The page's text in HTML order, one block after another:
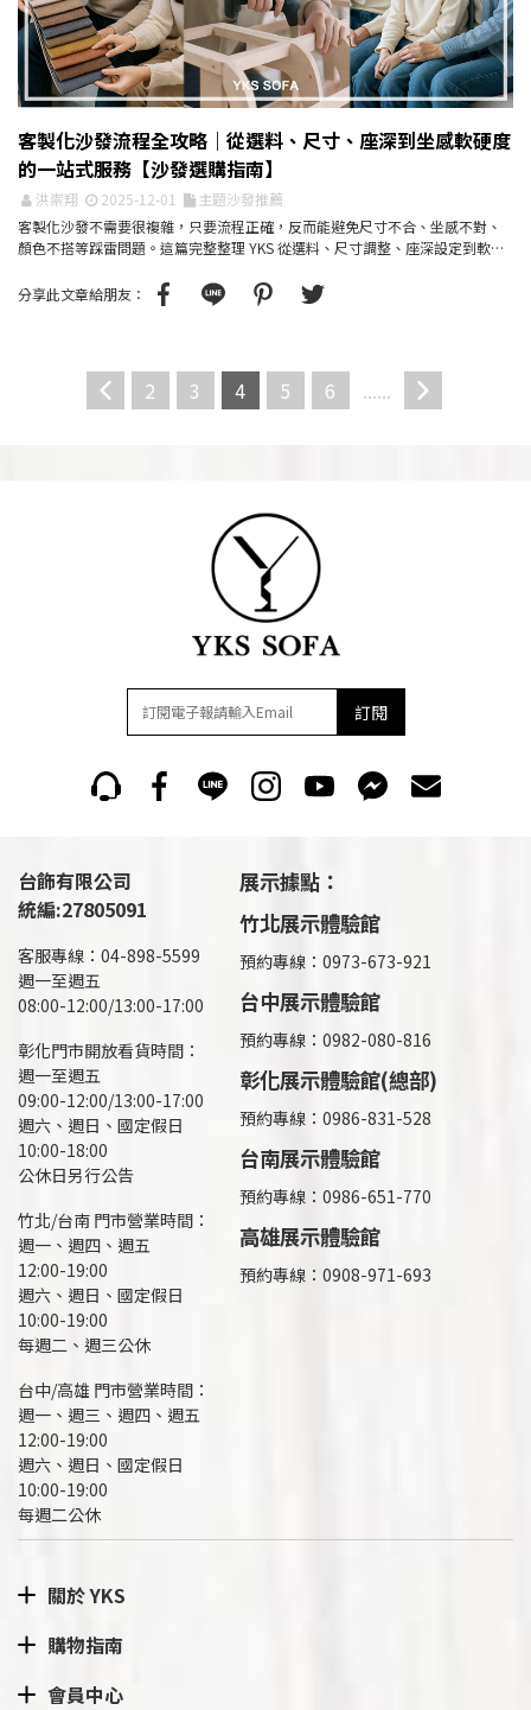
客製化沙發流程全攻略｜從選料、尺寸、座深到坐感軟硬度
的一站式服務【沙發選購指南】
洪崇翔 2025-12-01
主題沙發推薦
客製化沙發不需要很複雜，只要流程正確，反而能避免尺寸不合、坐感不對、
顏色不搭等踩雷問題。這篇完整整理 YKS 從選料、尺寸調整、座深設定到軟硬
分享此文章給朋友：
2 3 4 5 6 ......
訂閱
台飾有限公司
統編:27805091
客服專線：04-898-5599
週一至週五
08:00-12:00/13:00-17:00
彰化門市開放看貨時間：
週一至週五
09:00-12:00/13:00-17:00
週六、週日、國定假日
10:00-18:00
公休日另行公告
竹北/台南 門市營業時間：
週一、週四、週五
12:00-19:00
週六、週日、國定假日
10:00-19:00
每週二、週三公休
台中/高雄 門市營業時間：
週一、週三、週四、週五
12:00-19:00
週六、週日、國定假日
10:00-19:00
每週二公休
展示據點：
竹北展示體驗館
預約專線：0973-673-921
台中展示體驗館
預約專線：0982-080-816
彰化展示體驗館(總部)
預約專線： 0986-831-528
台南展示體驗館
預約專線：0986-651-770
高雄展示體驗館
預約專線： 0908-971-693
關於 YKS
購物指南
會員中心